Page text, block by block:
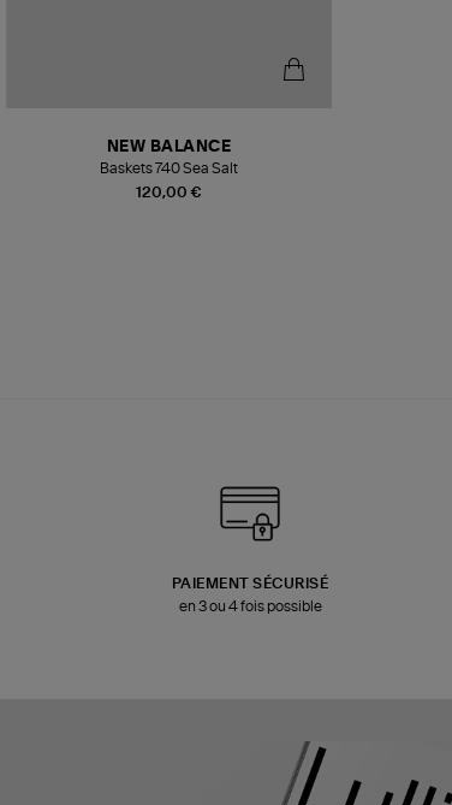
120,00 €
NEW BALANCE
Baskets 740 Sea Salt
PAIEMENT SÉCURISÉ
en 3 ou 4 fois possible